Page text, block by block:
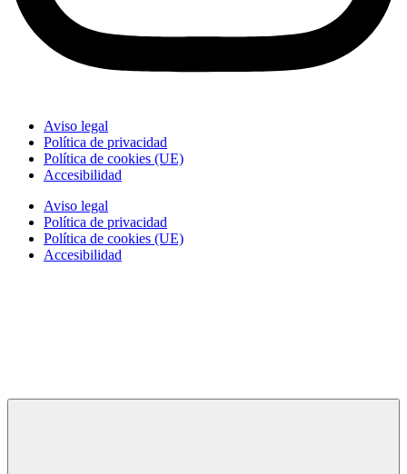
Aviso legal
Política de privacidad
Política de cookies (UE)
Accesibilidad
Aviso legal
Política de privacidad
Política de cookies (UE)
Accesibilidad